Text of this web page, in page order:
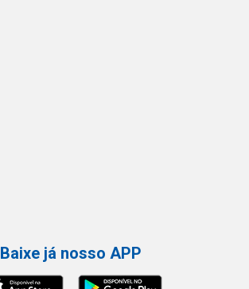
Baixe já nosso APP